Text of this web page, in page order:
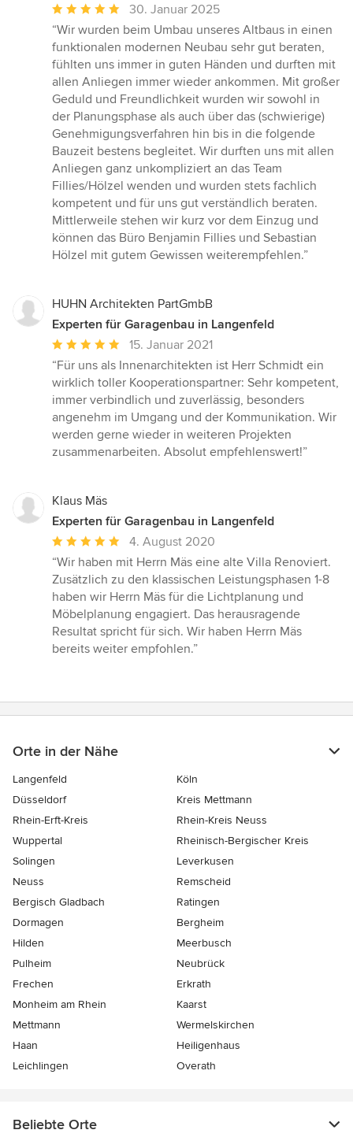
Durchschnittliche
Bewertung:
5
von
5
Sternen
30. Januar 2025
“Wir wurden beim Umbau unseres Altbaus in einen
funktionalen modernen Neubau sehr gut beraten,
fühlten uns immer in guten Händen und durften mit
allen Anliegen immer wieder ankommen. Mit großer
Geduld und Freundlichkeit wurden wir sowohl in
der Planungsphase als auch über das (schwierige)
Genehmigungsverfahren hin bis in die folgende
Bauzeit bestens begleitet. Wir durften uns mit allen
Anliegen ganz unkompliziert an das Team
Fillies/Hölzel wenden und wurden stets fachlich
kompetent und für uns gut verständlich beraten.
Mittlerweile stehen wir kurz vor dem Einzug und
können das Büro Benjamin Fillies und Sebastian
Hölzel mit gutem Gewissen weiterempfehlen.”
HUHN Architekten PartGmbB
Experten für Garagenbau in Langenfeld
Durchschnittliche
Bewertung:
5
von
5
Sternen
15. Januar 2021
“Für uns als Innenarchitekten ist Herr Schmidt ein
wirklich toller Kooperationspartner: Sehr kompetent,
immer verbindlich und zuverlässig, besonders
angenehm im Umgang und der Kommunikation. Wir
werden gerne wieder in weiteren Projekten
zusammenarbeiten. Absolut empfehlenswert!”
Klaus Mäs
Experten für Garagenbau in Langenfeld
Durchschnittliche
Bewertung:
5
von
5
Sternen
4. August 2020
“Wir haben mit Herrn Mäs eine alte Villa Renoviert.
Zusätzlich zu den klassischen Leistungsphasen 1-8
haben wir Herrn Mäs für die Lichtplanung und
Möbelplanung engagiert. Das herausragende
Resultat spricht für sich. Wir haben Herrn Mäs
bereits weiter empfohlen.”
Orte in der Nähe
Langenfeld
Köln
Düsseldorf
Kreis Mettmann
Rhein-Erft-Kreis
Rhein-Kreis Neuss
Wuppertal
Rheinisch-Bergischer Kreis
Solingen
Leverkusen
Neuss
Remscheid
Bergisch Gladbach
Ratingen
Dormagen
Bergheim
Hilden
Meerbusch
Pulheim
Neubrück
Frechen
Erkrath
Monheim am Rhein
Kaarst
Mettmann
Wermelskirchen
Haan
Heiligenhaus
Leichlingen
Overath
Beliebte Orte